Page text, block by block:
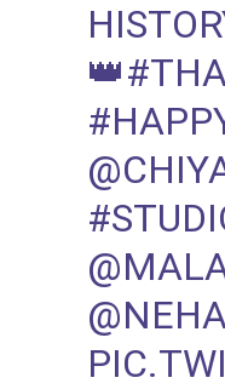
👑